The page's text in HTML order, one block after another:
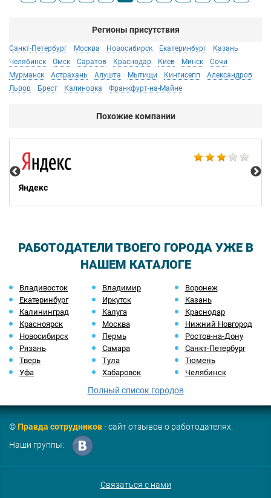
Регионы присутствия
Санкт-Петербург Москва Новосибирск Екатеринбург
Казань
Челябинск
Омск Саратов Краснодар Киев Минск
Сочи
Мурманск
Астрахань Алушта Мытищи Кингисепп
Александров
Львов
Брест Калиновка Франкфурт-на-Майне
Похожие компании
Яндекс
РАБОТОДАТЕЛИ ТВОЕГО ГОРОДА УЖЕ В
НАШЕМ КАТАЛОГЕ
Владивосток Владимир
Воронеж
Екатеринбург
Иркутск
Казань
Калининград
Калуга
Краснодар
Красноярск
Москва
Нижний Новгород
Новосибирск
Пермь
Ростов-на-Дону
Рязань
Самара
Санкт-Петербург
Тверь
Тула
Тюмень
Уфа
Хабаровск Челябинск
Полный список городов
©Правда сотрудников- сайт отзывов о работодателях.
Наши группы:
Связаться с нами